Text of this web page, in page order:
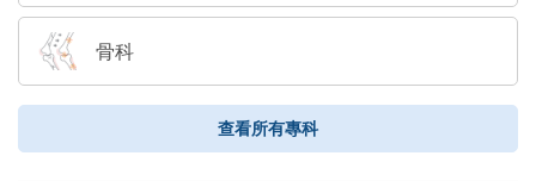
骨科
查看所有專科